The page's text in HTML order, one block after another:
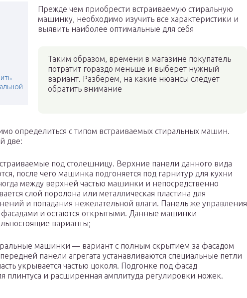
Прежде чем приобрести встраиваемую стиральную
машинку, необходимо изучить все характеристики и
выявить наиболее оптимальные для себя
Таким образом, времени в магазине покупатель
потратит гораздо меньше и выберет нужный
вариант. Разберем, на какие нюансы следует
обратить внимание
определиться с типом встраиваемых стиральных машин.
две:
под столешницу. Верхние панели данного вида
после чего машинка подгоняется под гарнитур для кухни
между верхней частью машинки и непосредственно
слой поролона или металлическая пластина для
и попадания нежелательной влаги. Панель же управления
и остаются открытыми. Данные машинки
варианты;
машинки — вариант с полным скрытием за фасадом
панели агрегата устанавливаются специальные петли
укрывается частью цоколя. Подгонке под фасад
плинтуса и расширенная амплитуда регулировки ножек.